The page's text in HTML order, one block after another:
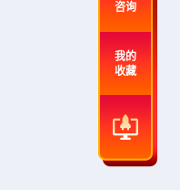
咨询
我的
收藏